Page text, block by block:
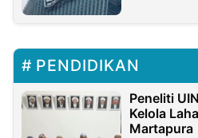
PENDIDIKAN
Peneliti
Kelola
Martapura